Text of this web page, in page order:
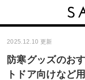
2025.12.10 更新
防寒グッズのお
トドア向けなど